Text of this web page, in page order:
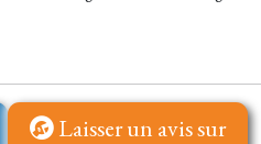
Laisser un avis sur